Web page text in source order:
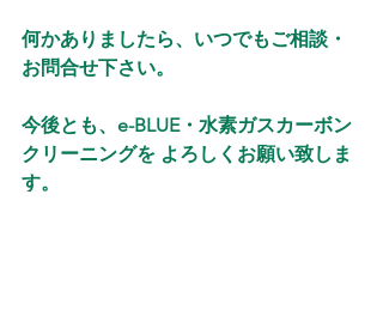
何かありましたら、いつでもご相談・
お問合せ下さい。
今後とも、e-BLUE・水素ガスカーボン
クリーニングを よろしくお願い致しま
す。